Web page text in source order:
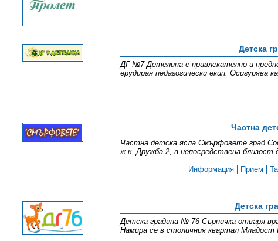
Детска
ДГ №7 Детелина е привлекателно и
ерудиран педагогически екип.
Частна
Частна детска ясла Смърфовете град
ж.к. Дружба 2, в непосредствена
Информация
Прием
Детска
Детска градина № 76 Сърничка отваря
Намира се в столичния квартал